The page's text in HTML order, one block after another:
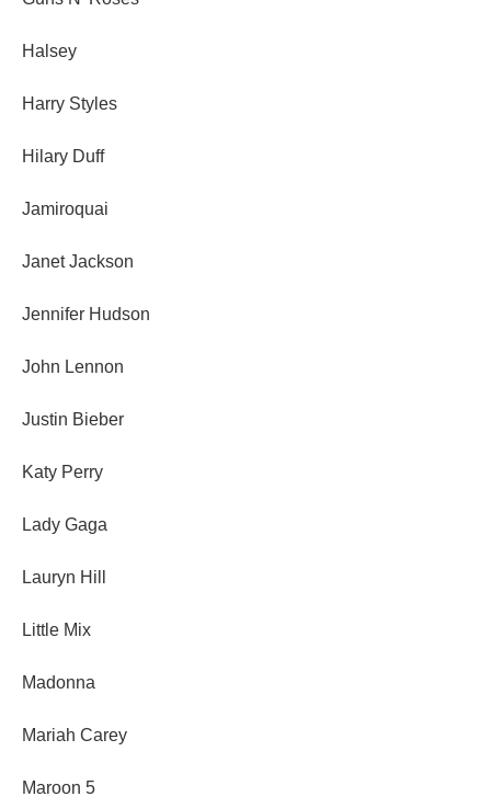
Halsey
Harry Styles
Hilary Duff
Jamiroquai
Janet Jackson
Jennifer Hudson
John Lennon
Justin Bieber
Katy Perry
Lady Gaga
Lauryn Hill
Little Mix
Madonna
Mariah Carey
Maroon 5